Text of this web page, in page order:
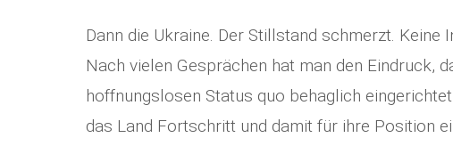
Dann die Ukraine. Der Stillstand schmerzt. Keine
Nach vielen Gesprächen hat man den Eindruck,
hoffnungslosen Status quo behaglich
das Land Fortschritt und damit für ihre Position